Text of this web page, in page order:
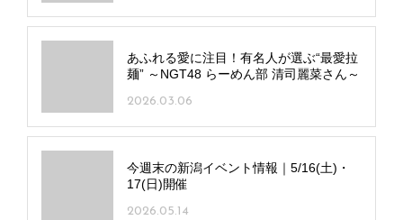
あふれる愛に注目！有名人が選ぶ“最愛拉
麺” ～NGT48 らーめん部 清司麗菜さん～
2026.03.06
今週末の新潟イベント情報｜5/16(土)・
17(日)開催
2026.05.14